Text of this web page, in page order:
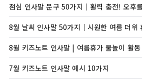
7월 키즈노트 인사말 예시 10가지